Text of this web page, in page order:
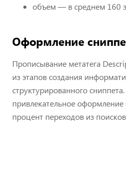
объем — в среднем 160
Оформление
Прописывание метатега
из этапов создания
структурированного
привлекательное
процент переходов из